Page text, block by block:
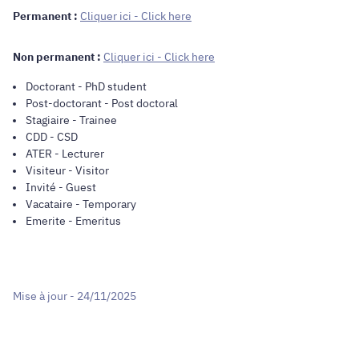
Permanent : Cliquer ici - Click here
Non permanent : Cliquer ici - Click here
Doctorant - PhD student
Post-doctorant - Post doctoral
Stagiaire - Trainee
CDD - CSD
ATER - Lecturer
Visiteur - Visitor
Invité - Guest
Vacataire - Temporary
Emerite - Emeritus
Mise à jour - 24/11/2025